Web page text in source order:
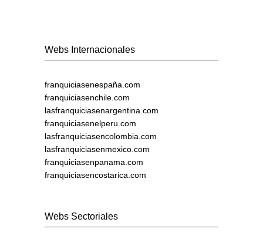
Webs Internacionales
franquiciasenespaña.com
franquiciasenchile.com
lasfranquiciasenargentina.com
franquiciasenelperu.com
lasfranquiciasencolombia.com
lasfranquiciasenmexico.com
franquiciasenpanama.com
franquiciasencostarica.com
Webs Sectoriales